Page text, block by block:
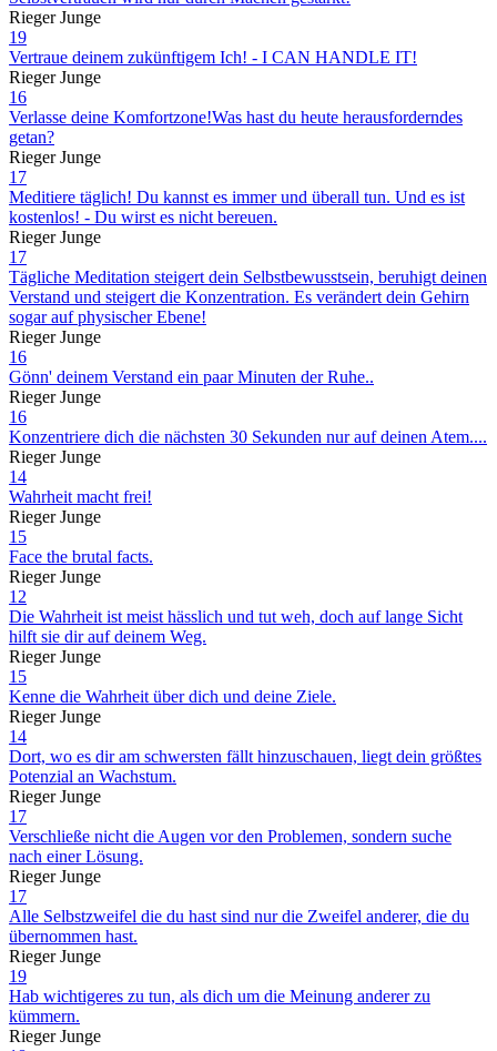
Rieger Junge
19
Vertraue deinem zukünftigem Ich! - I CAN HANDLE IT!
Rieger Junge
16
Verlasse deine Komfortzone!Was hast du heute herausforderndes
getan?
Rieger Junge
17
Meditiere täglich! Du kannst es immer und überall tun. Und es ist
kostenlos! - Du wirst es nicht bereuen.
Rieger Junge
17
Tägliche Meditation steigert dein Selbstbewusstsein, beruhigt deinen
Verstand und steigert die Konzentration. Es verändert dein Gehirn
sogar auf physischer Ebene!
Rieger Junge
16
Gönn' deinem Verstand ein paar Minuten der Ruhe..
Rieger Junge
16
Konzentriere dich die nächsten 30 Sekunden nur auf deinen Atem....
Rieger Junge
14
Wahrheit macht frei!
Rieger Junge
15
Face the brutal facts.
Rieger Junge
12
Die Wahrheit ist meist hässlich und tut weh, doch auf lange Sicht
hilft sie dir auf deinem Weg.
Rieger Junge
15
Kenne die Wahrheit über dich und deine Ziele.
Rieger Junge
14
Dort, wo es dir am schwersten fällt hinzuschauen, liegt dein größtes
Potenzial an Wachstum.
Rieger Junge
17
Verschließe nicht die Augen vor den Problemen, sondern suche
nach einer Lösung.
Rieger Junge
17
Alle Selbstzweifel die du hast sind nur die Zweifel anderer, die du
übernommen hast.
Rieger Junge
19
Hab wichtigeres zu tun, als dich um die Meinung anderer zu
kümmern.
Rieger Junge